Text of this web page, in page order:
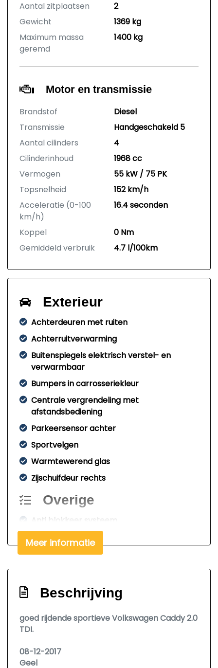
Aantal zitplaatsen
2
Gewicht
1369 kg
Maximum massa
geremd
1400 kg
Motor en transmissie
Brandstof
Diesel
Transmissie
Handgeschakeld 5
Aantal cilinders
4
Cilinderinhoud
1968 cc
Vermogen
55 kW / 75 PK
Topsnelheid
152 km/h
Acceleratie (0-100
km/h)
16.4 seconden
Koppel
0 Nm
Gemiddeld verbruik
4.7 l/100km
Exterieur
Achterdeuren met ruiten
Achterruitverwarming
Buitenspiegels elektrisch verstel- en
verwarmbaar
Bumpers in carrosseriekleur
Centrale vergrendeling met
afstandsbediening
Parkeersensor achter
Sportvelgen
Warmtewerend glas
Zijschuifdeur rechts
Overige
Anti blokkeer systeem
Anti doorslip regeling
Bestuurdersairbag
Brake assist system
Elektronisch stabiliteits programma
Hoofd airbag(s) voor
Passagiersairbag
Interieur
Meer informatie
Beschrijving
goed rijdende sportieve Volkswagen Caddy 2.0
TDI.
08-12-2017
Geel